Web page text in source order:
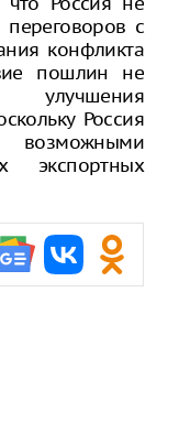
переговоров с
конфликта
пошлин не
улучшения
Россия
экспортных